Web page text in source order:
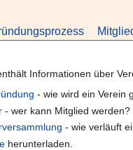
Informationen über
- wie wird ein Verein
- wer kann Mitglied werden?
- wie verläuft
herunterladen.